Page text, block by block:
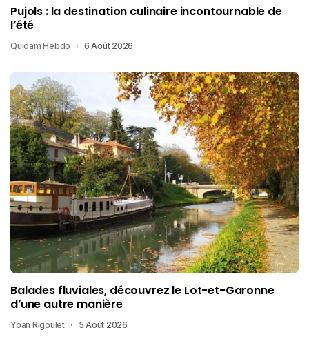
Pujols : la destination culinaire incontournable de
l’été
Quidam Hebdo 6 Août 2026
Balades fluviales, découvrez le Lot-et-Garonne
d’une autre manière
Yoan Rigoulet 5 Août 2026